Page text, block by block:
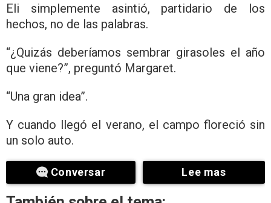
Eli simplemente asintió, partidario de los
hechos, no de las palabras.
“¿Quizás deberíamos sembrar girasoles el año
que viene?”, preguntó Margaret.
“Una gran idea”.
Y cuando llegó el verano, el campo floreció sin
un solo auto.
Conversar Lee mas